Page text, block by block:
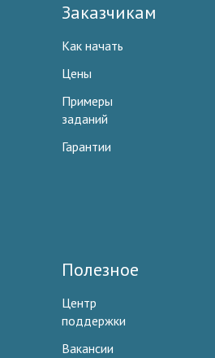
Заказчикам
Как начать
Цены
Примеры
заданий
Гарантии
Полезное
Центр
поддержки
Вакансии